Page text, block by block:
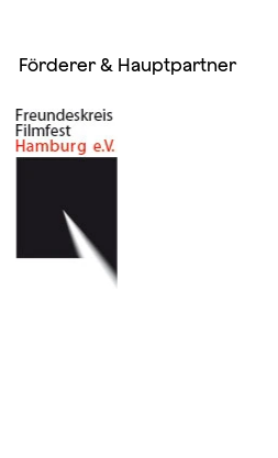
Förderer & Hauptpartner